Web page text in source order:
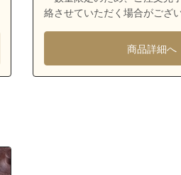
絡させていただく場合がござ
商品詳細へ